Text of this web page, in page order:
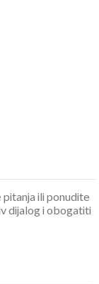
ili ponudite
dijalog i obogatiti